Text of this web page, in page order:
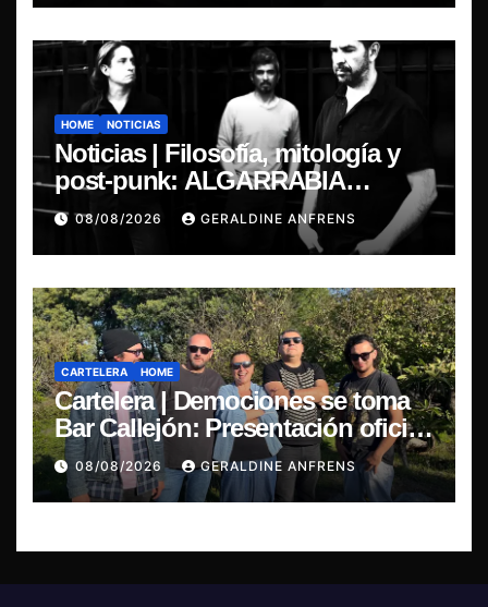
HOME NOTICIAS
Noticias | Filosofía, mitología y
post-punk: ALGARRABIA
presenta “Cantos de Sirena”
08/08/2026 GERALDINE ANFRENS
CARTELERA HOME
Cartelera | Demociones se toma
Bar Callejón: Presentación oficial
de su EP y estreno del single
“Mujer Escarlata”
08/08/2026 GERALDINE ANFRENS